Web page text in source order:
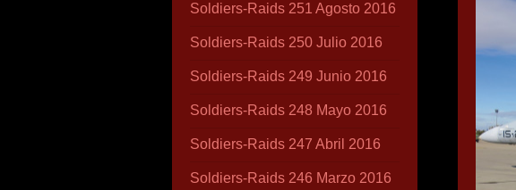
Soldiers-Raids 251 Agosto 2016
Soldiers-Raids 250 Julio 2016
Soldiers-Raids 249 Junio 2016
Soldiers-Raids 248 Mayo 2016
Soldiers-Raids 247 Abril 2016
Soldiers-Raids 246 Marzo 2016